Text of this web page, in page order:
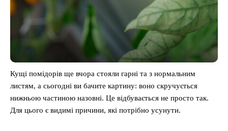
Кущі помідорів ще вчора стояли гарні та з нормальним
листям, а сьогодні ви бачите картину: воно скручується
нижньою частиною назовні. Це відбувається не просто так.
Для цього є видимі причини, які потрібно усунути.